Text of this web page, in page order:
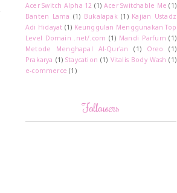
Acer Switch Alpha 12 (1) Acer Switchable Me (1)
Banten Lama (1) Bukalapak (1) Kajian Ustadz
Adi Hidayat (1) Keunggulan Menggunakan Top
Level Domain .net/.com (1) Mandi Parfum (1)
Metode Menghapal Al-Qur'an
(1) Oreo
(1)
Prakarya (1) Staycation (1) Vitalis Body Wash (1)
e-commerce (1)
Followers